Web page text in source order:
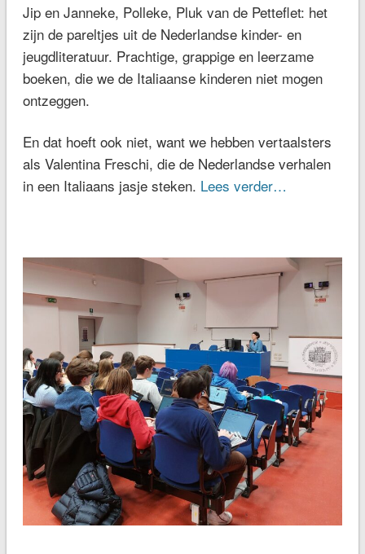
Jip en Janneke, Polleke, Pluk van de Petteflet: het
zijn de pareltjes uit de Nederlandse kinder- en
jeugdliteratuur. Prachtige, grappige en leerzame
boeken, die we de Italiaanse kinderen niet mogen
ontzeggen.
En dat hoeft ook niet, want we hebben vertaalsters
als Valentina Freschi, die de Nederlandse verhalen
in een Italiaans jasje steken. Lees verder…